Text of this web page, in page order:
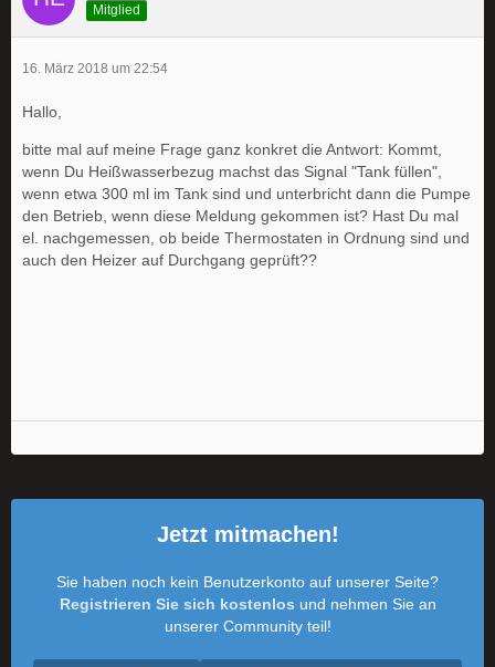
Mitglied
16. März 2018 um 22:54
Hallo,
bitte mal auf meine Frage ganz konkret die Antwort: Kommt,
wenn Du Heißwasserbezug machst das Signal "Tank füllen",
wenn etwa 300 ml im Tank sind und unterbricht dann die Pumpe
den Betrieb, wenn diese Meldung gekommen ist? Hast Du mal
el. nachgemessen, ob beide Thermostaten in Ordnung sind und
auch den Heizer auf Durchgang geprüft??
Jetzt mitmachen!
Sie haben noch kein Benutzerkonto auf unserer Seite?
Registrieren Sie sich kostenlos und nehmen Sie an
unserer Community teil!